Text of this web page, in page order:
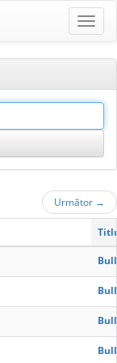
Următor →